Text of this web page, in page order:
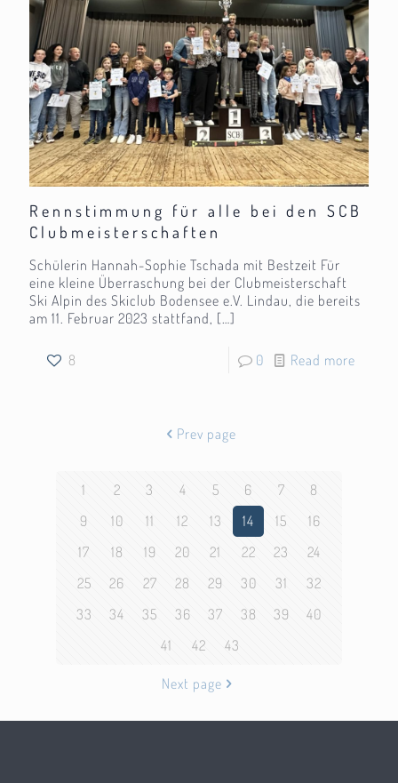
Rennstimmung für alle bei den SCB
Clubmeisterschaften
Schülerin Hannah-Sophie Tschada mit Bestzeit Für
eine kleine Überraschung bei der Clubmeisterschaft
Ski Alpin des Skiclub Bodensee e.V. Lindau, die bereits
am 11. Februar 2023 stattfand, […]
8 0 Read more
Prev page
1 2 3 4 5 6 7
8
9
10 11 12 13 14 15
16
17
18 19 20 21 22 23
24
25
26 27 28 29 30 31
32
33
34 35 36 37 38 39
40
41
42 43
Next page